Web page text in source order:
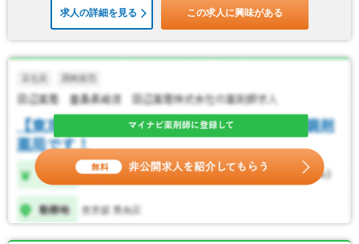
求人の詳細を見る この求人に興味がある